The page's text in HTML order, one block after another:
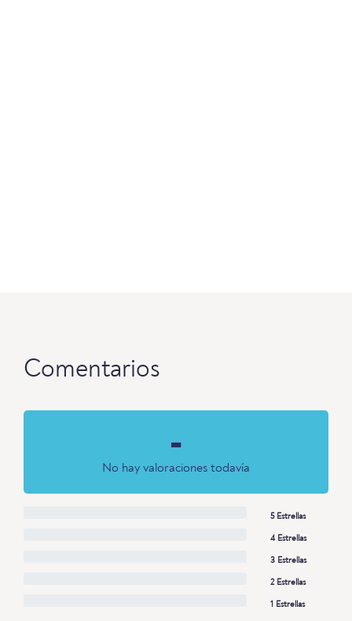
Comentarios
-
No hay valoraciones todavía
5 Estrellas
4 Estrellas
3 Estrellas
2 Estrellas
1 Estrellas